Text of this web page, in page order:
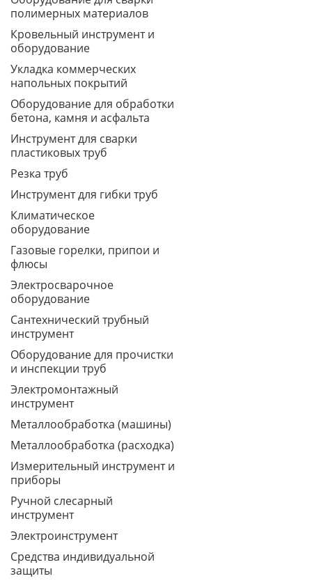
полимерных материалов
Кровельный инструмент и
оборудование
Укладка коммерческих
напольных покрытий
Оборудование для обработки
бетона, камня и асфальта
Инструмент для сварки
пластиковых труб
Резка труб
Инструмент для гибки труб
Климатическое
оборудование
Газовые горелки, припои и
флюсы
Электросварочное
оборудование
Сантехнический трубный
инструмент
Оборудование для прочистки
и инспекции труб
Электромонтажный
инструмент
Металлообработка (машины)
Металлообработка (расходка)
Измерительный инструмент и
приборы
Ручной слесарный
инструмент
Электроинструмент
Средства индивидуальной
защиты